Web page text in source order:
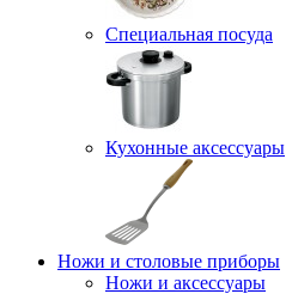
Специальная посуда
Кухонные аксессуары
Ножи и столовые приборы
Ножи и аксессуары